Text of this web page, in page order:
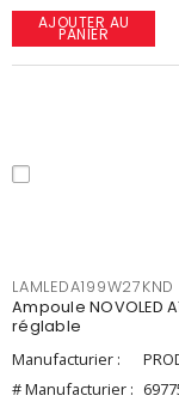
AJOUTER AU
PANIER
LAMLEDA199W27KND
Ampoule NOVOLED
réglable
Manufacturier :
# Manufacturier :